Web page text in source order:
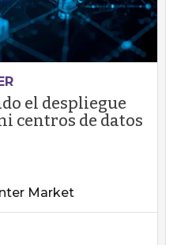
el despliegue
centros de datos
Market